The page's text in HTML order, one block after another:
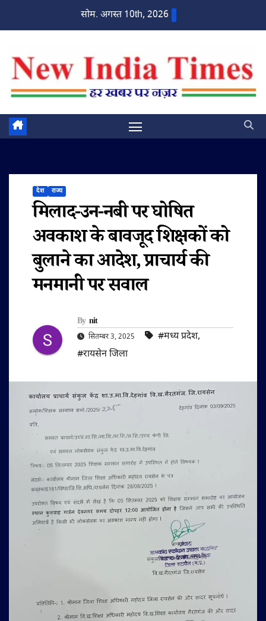
सोम. अगस्त 10th, 2026
देश राज्य
मिलाद-उन-नबी पर घोषित
अवकाश के बावजूद शिक्षकों को
बुलाने का आदेश, प्राचार्य की
मनमानी पर सवाल
By nit
सितम्बर 3, 2025 #मध्य प्रदेश,
#रायसेन जिला